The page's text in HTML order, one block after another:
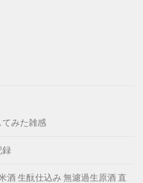
てみた雑感
録
酒 生酛仕込み 無濾過生原酒 直